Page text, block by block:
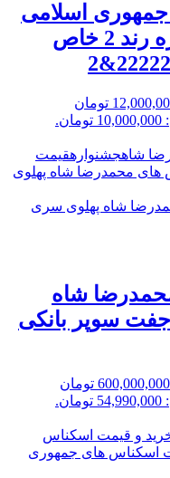
ریالی جمهوری اسلامی
سری 23 – جفت شماره رند 2 خاص
قیمت اصلی: 12,000,000 تومان
شاهجشنوارهقیمت
محمدرضا شاه پهلوی
ریالی محمدرضا شاه
سوپر بانکی
قیمت اصلی: 600,000,000 تومان
و قیمت اسکناس
اسکناس های جمهوری